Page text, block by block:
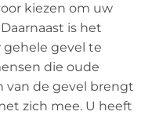
kiezen om uw
is het
gevel te
die oude
van de gevel brengt
zich mee. U heeft